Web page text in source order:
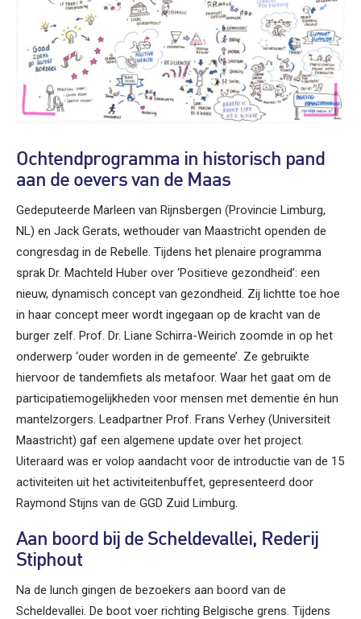
Ochtendprogramma in historisch pand
aan de oevers van de Maas
Gedeputeerde Marleen van Rijnsbergen (Provincie Limburg,
NL) en Jack Gerats, wethouder van Maastricht openden de
congresdag in de Rebelle. Tijdens het plenaire programma
sprak Dr. Machteld Huber over ‘Positieve gezondheid’: een
nieuw, dynamisch concept van gezondheid. Zij lichtte toe hoe
in haar concept meer wordt ingegaan op de kracht van de
burger zelf. Prof. Dr. Liane Schirra-Weirich zoomde in op het
onderwerp ‘ouder worden in de gemeente’. Ze gebruikte
hiervoor de tandemfiets als metafoor. Waar het gaat om de
participatiemogelijkheden voor mensen met dementie én hun
mantelzorgers. Leadpartner Prof. Frans Verhey (Universiteit
Maastricht) gaf een algemene update over het project.
Uiteraard was er volop aandacht voor de introductie van de 15
activiteiten uit het activiteitenbuffet, gepresenteerd door
Raymond Stijns van de GGD Zuid Limburg.
Aan boord bij de Scheldevallei, Rederij
Stiphout
Na de lunch gingen de bezoekers aan boord van de
Scheldevallei. De boot voer richting Belgische grens. Tijdens